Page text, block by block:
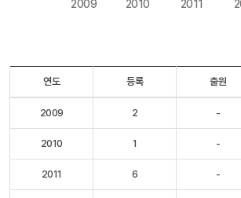
연도 등록 출원
2009 2 -
2010 1 -
2011 6 -